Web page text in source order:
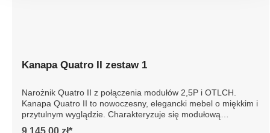
Kanapa Quatro II to nowoczesny, elegancki mebel o
miękkim i przytulnym wyglądzie. Charakteryzuje się
modułową konstrukcją, która umożliwia dostosowanie do
9 145,00 zł*